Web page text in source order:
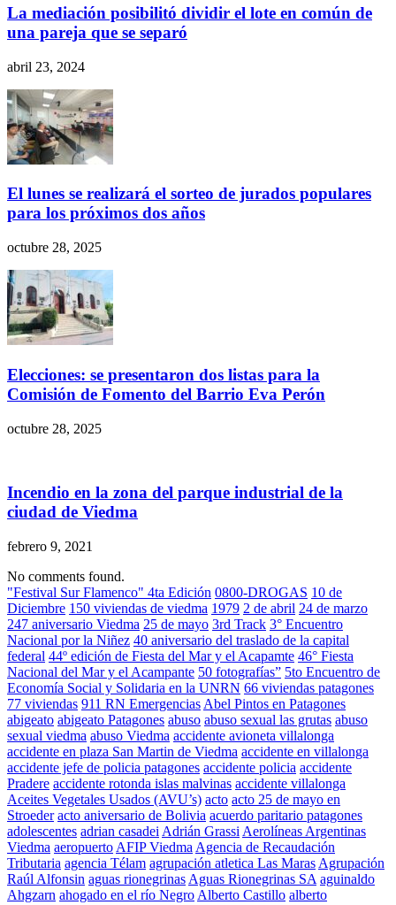
La mediación posibilitó dividir el lote en común de
una pareja que se separó
abril 23, 2024
El lunes se realizará el sorteo de jurados populares
para los próximos dos años
octubre 28, 2025
Elecciones: se presentaron dos listas para la
Comisión de Fomento del Barrio Eva Perón
octubre 28, 2025
Incendio en la zona del parque industrial de la
ciudad de Viedma
febrero 9, 2021
No comments found.
"Festival Sur Flamenco" 4ta Edición 0800-DROGAS 10 de
Diciembre 150 viviendas de viedma 1979 2 de abril 24 de marzo
247 aniversario Viedma 25 de mayo 3rd Track 3° Encuentro
Nacional por la Niñez 40 aniversario del traslado de la capital
federal 44º edición de Fiesta del Mar y el Acapamte 46° Fiesta
Nacional del Mar y el Acampante 50 fotografías” 5to Encuentro de
Economía Social y Solidaria en la UNRN 66 viviendas patagones
77 viviendas 911 RN Emergencias Abel Pintos en Patagones
abigeato abigeato Patagones abuso abuso sexual las grutas abuso
sexual viedma abuso Viedma accidente avioneta villalonga
accidente en plaza San Martin de Viedma accidente en villalonga
accidente jefe de policia patagones accidente policia accidente
Pradere accidente rotonda islas malvinas accidente villalonga
Aceites Vegetales Usados (AVU’s) acto acto 25 de mayo en
Stroeder acto aniversario de Bolivia acuerdo paritario patagones
adolescentes adrian casadei Adrián Grassi Aerolíneas Argentinas
Viedma aeropuerto AFIP Viedma Agencia de Recaudación
Tributaria agencia Télam agrupación atletica Las Maras Agrupación
Raúl Alfonsin aguas rionegrinas Aguas Rionegrinas SA aguinaldo
Ahgzarn ahogado en el río Negro Alberto Castillo alberto